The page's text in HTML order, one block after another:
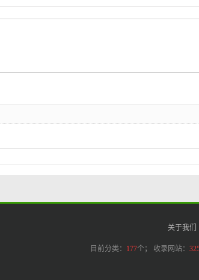
关于我们
目前分类： 177个； 收录网站：